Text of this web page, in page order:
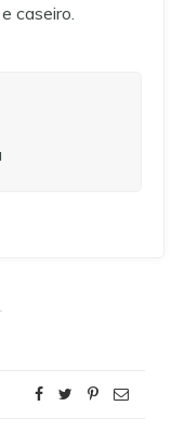
caseiro.